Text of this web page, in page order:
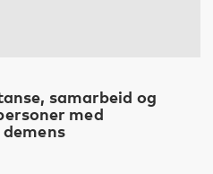
samarbeid og
med